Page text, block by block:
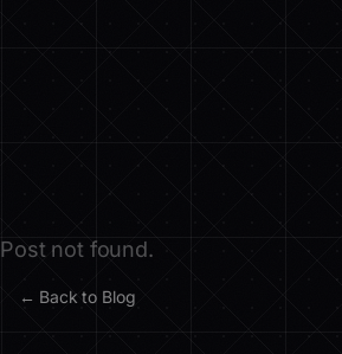
Post not found.
← Back to Blog